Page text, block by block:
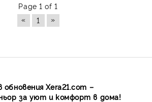
Page 1 of 1
«
1 »
Xera21.com –
за уют и комфорт в дома!